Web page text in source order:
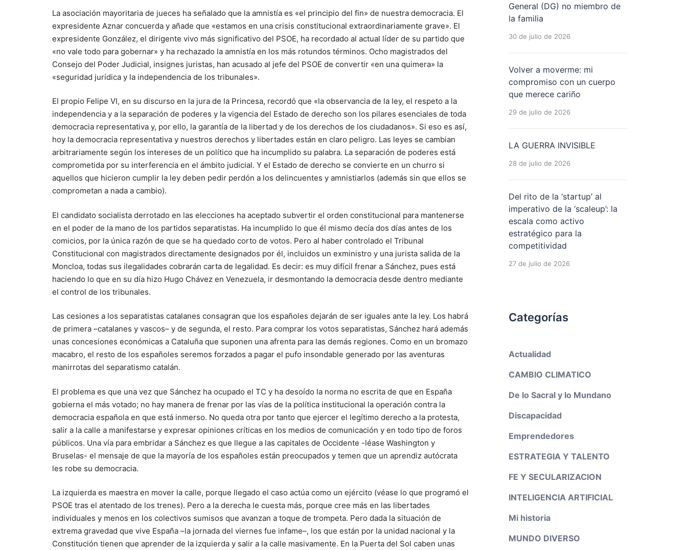
La asociación mayoritaria de jueces ha señalado que la amnistía es «el principio del fin» de nuestra democracia. El
expresidente Aznar concuerda y añade que «estamos en una crisis constitucional extraordinariamente grave». El
expresidente González, el dirigente vivo más significativo del PSOE, ha recordado al actual líder de su partido que
«no vale todo para gobernar» y ha rechazado la amnistía en los más rotundos términos. Ocho magistrados del
Consejo del Poder Judicial, insignes juristas, han acusado al jefe del PSOE de convertir «en una quimera» la
«seguridad jurídica y la independencia de los tribunales».
El propio Felipe VI, en su discurso en la jura de la Princesa, recordó que «la observancia de la ley, el respeto a la
independencia y a la separación de poderes y la vigencia del Estado de derecho son los pilares esenciales de toda
democracia representativa y, por ello, la garantía de la libertad y de los derechos de los ciudadanos». Si eso es así,
hoy la democracia representativa y nuestros derechos y libertades están en claro peligro. Las leyes se cambian
arbitrariamente según los intereses de un político que ha incumplido su palabra. La separación de poderes está
comprometida por su interferencia en el ámbito judicial. Y el Estado de derecho se convierte en un churro si
aquellos que hicieron cumplir la ley deben pedir perdón a los delincuentes y amnistiarlos (además sin que ellos se
comprometan a nada a cambio).
El candidato socialista derrotado en las elecciones ha aceptado subvertir el orden constitucional para mantenerse
en el poder de la mano de los partidos separatistas. Ha incumplido lo que él mismo decía dos días antes de los
comicios, por la única razón de que se ha quedado corto de votos. Pero al haber controlado el Tribunal
Constitucional con magistrados directamente designados por él, incluidos un exministro y una jurista salida de la
Moncloa, todas sus ilegalidades cobrarán carta de legalidad. Es decir: es muy difícil frenar a Sánchez, pues está
haciendo lo que en su día hizo Hugo Chávez en Venezuela, ir desmontando la democracia desde dentro mediante
el control de los tribunales.
Las cesiones a los separatistas catalanes consagran que los españoles dejarán de ser iguales ante la ley. Los habrá
de primera –catalanes y vascos– y de segunda, el resto. Para comprar los votos separatistas, Sánchez hará además
unas concesiones económicas a Cataluña que suponen una afrenta para las demás regiones. Como en un bromazo
macabro, el resto de los españoles seremos forzados a pagar el pufo insondable generado por las aventuras
manirrotas del separatismo catalán.
El problema es que una vez que Sánchez ha ocupado el TC y ha desoído la norma no escrita de que en España
gobierna el más votado; no hay manera de frenar por las vías de la política institucional la operación contra la
democracia española en que está inmerso. No queda otra por tanto que ejercer el legítimo derecho a la protesta,
salir a la calle a manifestarse y expresar opiniones críticas en los medios de comunicación y en todo tipo de foros
públicos. Una vía para embridar a Sánchez es que llegue a las capitales de Occidente -léase Washington y
Bruselas- el mensaje de que la mayoría de los españoles están preocupados y temen que un aprendiz autócrata
les robe su democracia.
La izquierda es maestra en mover la calle, porque llegado el caso actúa como un ejército (véase lo que programó el
PSOE tras el atentado de los trenes). Pero a la derecha le cuesta más, porque cree más en las libertades
individuales y menos en los colectivos sumisos que avanzan a toque de trompeta. Pero dada la situación de
extrema gravedad que vive España –la jornada del viernes fue infame–, los que están por la unidad nacional y la
Constitución tienen que aprender de la izquierda y salir a la calle masivamente. En la Puerta del Sol caben unas
General (DG) no miembro de
la familia
30 de julio de 2026
Volver a moverme: mi
compromiso con un cuerpo
que merece cariño
29 de julio de 2026
LA GUERRA INVISIBLE
28 de julio de 2026
Del rito de la ‘startup’ al
imperativo de la ‘scaleup’: la
escala como activo
estratégico para la
competitividad
27 de julio de 2026
Categorías
Actualidad
CAMBIO CLIMATICO
De lo Sacral y lo Mundano
Discapacidad
Emprendedores
ESTRATEGIA Y TALENTO
FE Y SECULARIZACION
INTELIGENCIA ARTIFICIAL
Mi historia
MUNDO DIVERSO